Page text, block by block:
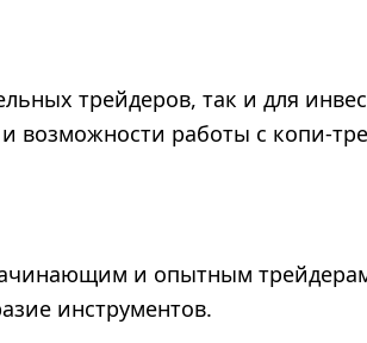
трейдеров, так и для
возможности работы с копи-
и опытным
инструментов.